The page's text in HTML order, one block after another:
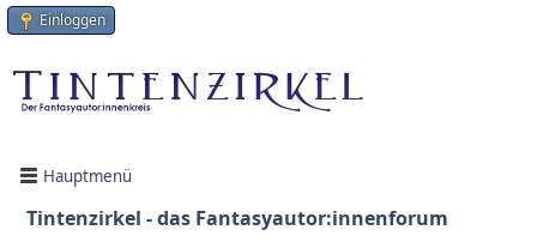
Einloggen
Hauptmenü
Tintenzirkel - das Fantasyautor:innenforum